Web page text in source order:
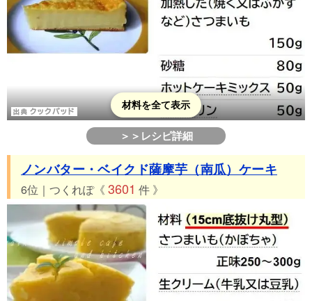
材料を全て表示
＞＞レシピ詳細
ノンバター・ベイクド薩摩芋（南瓜）ケーキ
6位｜つくれぽ《 3601 件 》